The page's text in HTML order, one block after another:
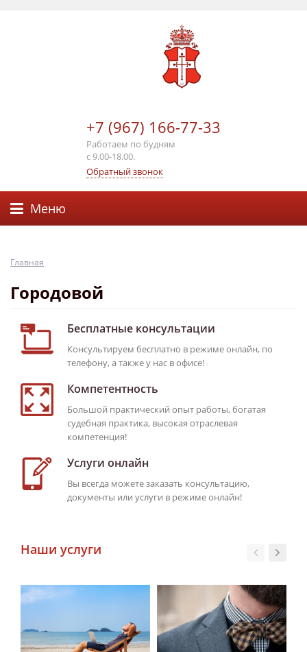
+7 (967) 166-77-33
Работаем по будням
с 9.00-18.00.
Обратный звонок
Меню
Главная
Городовой
Бесплатные консультации
Консультируем бесплатно в режиме онлайн, по
телефону, а также у нас в офисе!
Компетентность
Большой практический опыт работы, богатая
судебная практика, высокая отраслевая
компетенция!
Услуги онлайн
Вы всегда можете заказать консультацию,
документы или услуги в режиме онлайн!
Наши услуги